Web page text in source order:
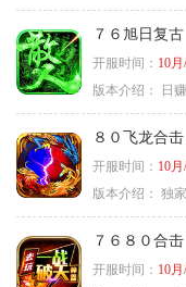
７６旭日复古
开服时间： 10月
版本介绍：
日
８０飞龙合击
开服时间： 10月
版本介绍： 独
７６８０合击
开服时间： 10月